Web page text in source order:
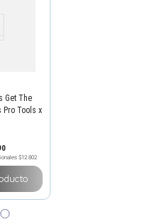
Get The
Pro Tools x
$12.802